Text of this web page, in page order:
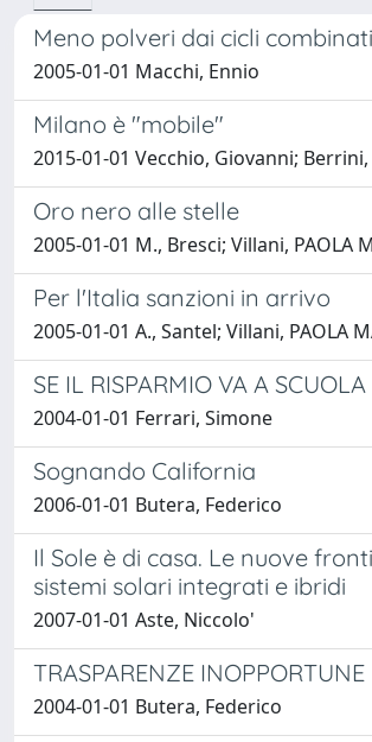
Meno polveri dai cicli combinati
2005-01-01 Macchi, Ennio
Milano è "mobile"
2015-01-01 Vecchio, Giovanni;
Oro nero alle stelle
2005-01-01 M., Bresci; Villani, PAOLA
Per l'Italia sanzioni in arrivo
2005-01-01 A., Santel; Villani, PAOLA
SE IL RISPARMIO VA A SCUOLA
2004-01-01 Ferrari, Simone
Sognando California
2006-01-01 Butera, Federico
Il Sole è di casa. Le nuove
sistemi solari integrati e ibridi
2007-01-01 Aste, Niccolo'
TRASPARENZE INOPPORTUNE
2004-01-01 Butera, Federico